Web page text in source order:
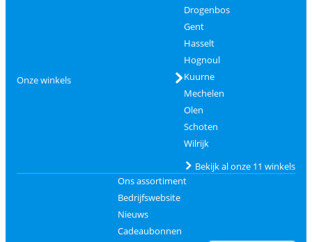
Onze winkels
Drogenbos
Gent
Hasselt
Hognoul
Kuurne
Mechelen
Olen
Schoten
Wilrijk
Bekijk al onze 11 winkels
Ons assortiment
Bedrijfswebsite
Nieuws
Cadeaubonnen